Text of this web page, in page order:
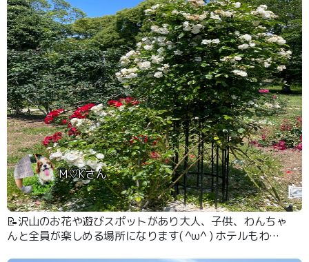
M♡Kさん
📝沢山のお花や遊びスポットがあり大人、子供、わんちゃ
んと全員が楽しめる場所になります( ^ω^ ) ホテルもわん